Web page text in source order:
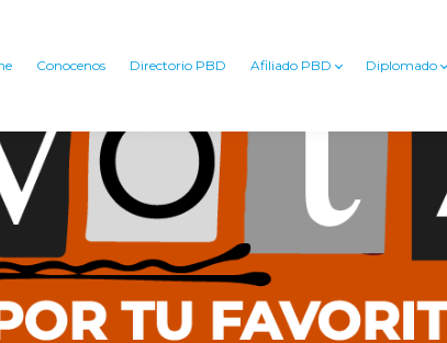
Conocenos Directorio PBD Afiliado PBD Diplomado